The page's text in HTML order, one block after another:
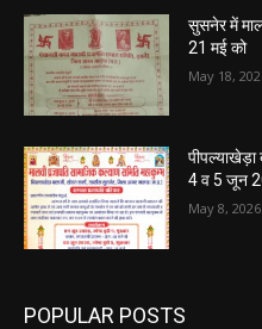
सुसनेर में
21 मई को
May 18,
4 व 5 जून
May 8, 2026
POPULAR POSTS